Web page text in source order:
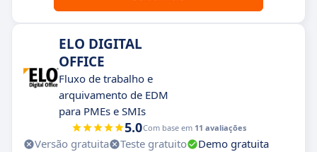
ELO DIGITAL
OFFICE
Fluxo de trabalho e
arquivamento de EDM
para PMEs e SMIs
5.0Com base em 11 avaliações
Versão gratuita Teste gratuito
Demo gratuita